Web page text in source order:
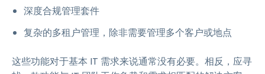
深度合规管理套件
复杂的多租户管理，除非需要管理多个客户或地点
这些功能对于基本 IT 需求来说通常没有必要。相反，应寻